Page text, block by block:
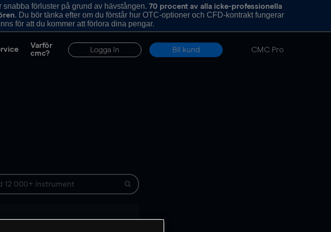
förluster på grund av hävstången. 70 procent av alla icke-professionella
. Du bör tänka efter om du förstår hur OTC-optioner och CFD-kontrakt fungerar
för att du kommer att förlora dina pengar.
Varför
cmc?
Logga in Bli kund CMC Pro